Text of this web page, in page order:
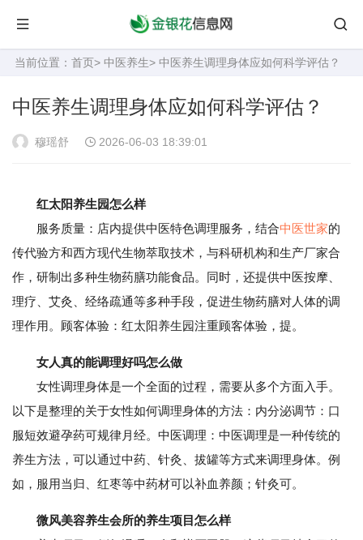
当前位置： 首页> 中医养生> 中医养生调理身体应如何科学评估？
中医养生调理身体应如何科学评估？
穆瑶舒 2026-06-03 18:39:01
红太阳养生园怎么样
服务质量：店内提供中医特色调理服务，结合中医世家的
传代验方和西方现代生物萃取技术，与科研机构和生产厂家合
作，研制出多种生物药膳功能食品。同时，还提供中医按摩、
理疗、艾灸、经络疏通等多种手段，促进生物药膳对人体的调
理作用。顾客体验：红太阳养生园注重顾客体验，提。
女人真的能调理好吗怎么做
女性调理身体是一个全面的过程，需要从多个方面入手。
以下是整理的关于女性如何调理身体的方法：内分泌调节：口
服短效避孕药可规律月经。中医调理：中医调理是一种传统的
养生方法，可以通过中药、针灸、拔罐等方式来调理身体。例
如，服用当归、红枣等中药材可以补血养颜；针灸可。
微风美容养生会所的养生项目怎么样